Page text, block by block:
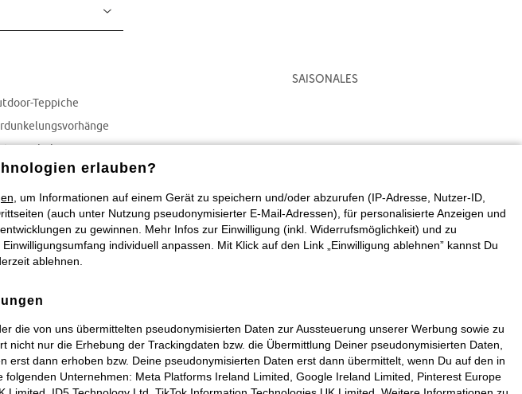
Saisonales
Teppiche
erlauben?
, um Informationen auf einem Gerät zu speichern und/oder abzurufen (IP-Adresse, Nutzer-ID,
(auch unter Nutzung pseudonymisierter E-Mail-Adressen), für personalisierte Anzeigen und
zu gewinnen. Mehr Infos zur Einwilligung (inkl. Widerrufsmöglichkeit) und zu
individuell anpassen. Mit Klick auf den Link „Einwilligung ablehnen” kannst Du
ablehnen.
die von uns übermittelten pseudonymisierten Daten zur Aussteuerung unserer Werbung sowie zu
nur die Erhebung der Trackingdaten bzw. die Übermittlung Deiner pseudonymisierten Daten,
dann erhoben bzw. Deine pseudonymisierten Daten erst dann übermittelt, wenn Du auf den in
Unternehmen: Meta Platforms Ireland Limited, Google Ireland Limited, Pinterest Europe